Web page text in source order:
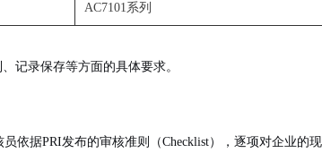
AC7101系列
记录保存等方面的具体要求。
员依据PRI发布的审核准则（Checklist），逐项对企业的